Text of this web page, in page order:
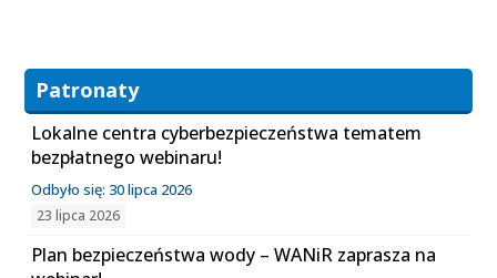
Patronaty
Lokalne centra cyberbezpieczeństwa tematem
bezpłatnego webinaru!
Odbyło się: 30 lipca 2026
23 lipca 2026
Plan bezpieczeństwa wody – WANiR zaprasza na